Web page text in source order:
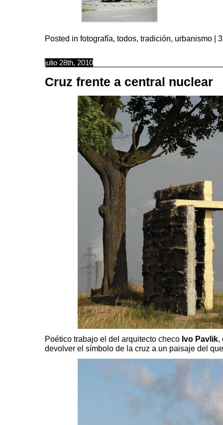
Posted in fotografía, todos, tradición, urbanismo |
julio 28th, 2010
Cruz frente a central nuclear
Poético trabajo el del arquitecto checo Ivo Pavlik,
devolver el símbolo de la cruz a un paisaje del